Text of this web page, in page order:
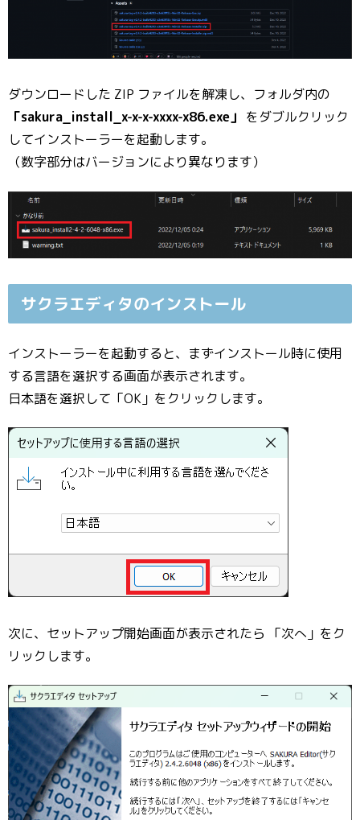
ダウンロードした ZIP ファイルを解凍し、フォルダ内の
「sakura_install_x-x-x-xxxx-x86.exe」 をダブルクリック
してインストーラーを起動します。
（数字部分はバージョンにより異なります）
サクラエディタのインストール
インストーラーを起動すると、まずインストール時に使用
する言語を選択する画面が表示されます。
日本語を選択して「OK」をクリックします。
次に、セットアップ開始画面が表示されたら 「次へ」をク
リックします。